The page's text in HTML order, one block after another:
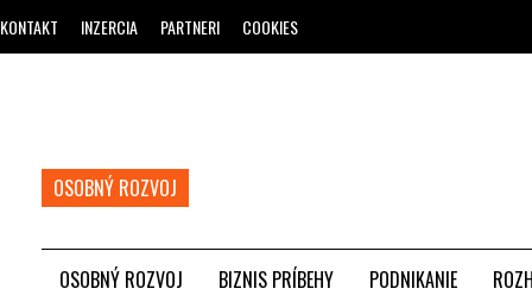
KONTAKT INZERCIA PARTNERI COOKIES
OSOBNÝ ROZVOJ
OSOBNÝ ROZVOJ BIZNIS PRÍBEHY PODNIKANIE